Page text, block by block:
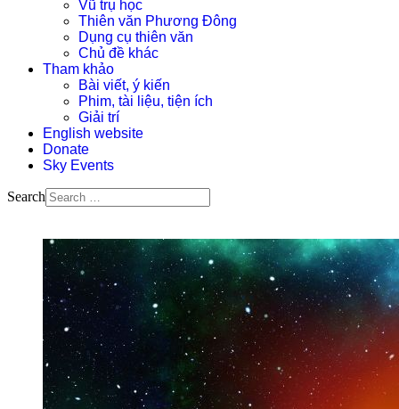
Vũ trụ học
Thiên văn Phương Đông
Dụng cụ thiên văn
Chủ đề khác
Tham khảo
Bài viết, ý kiến
Phim, tài liệu, tiện ích
Giải trí
English website
Donate
Sky Events
Search